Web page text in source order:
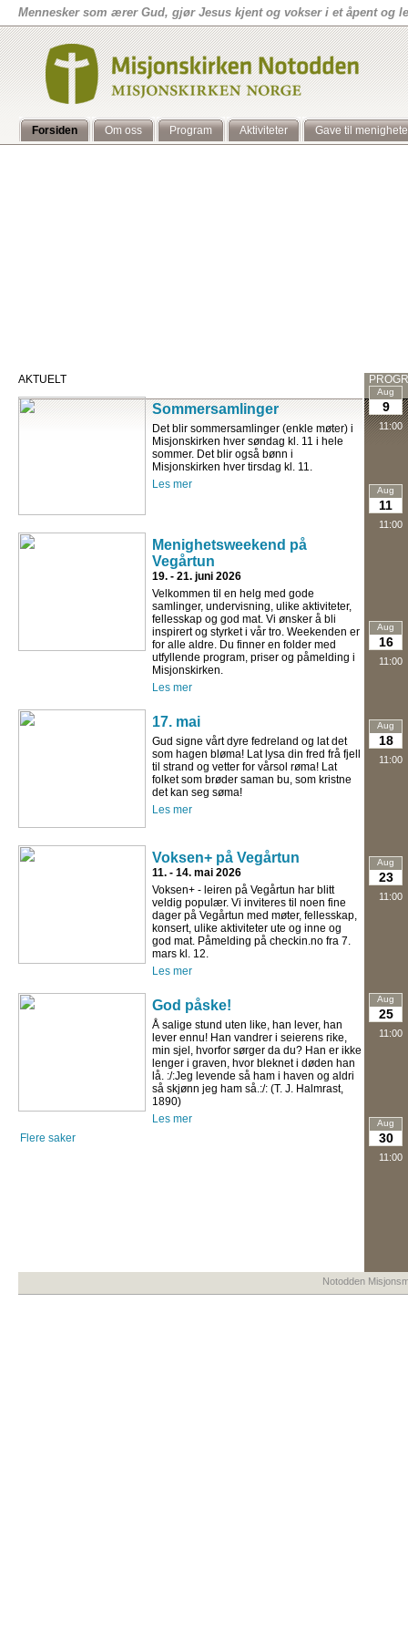
Mennesker som ærer Gud, gjør Jesus kjent og vokser i et åpent og
Forsiden Om oss Program Aktiviteter Gave til
Aug
9
11:00
Aug
11
11:00
Aug
16
11:00
Aug
18
11:00
Aug
23
11:00
Aug
25
11:00
Aug
30
11:00
AKTUELT
Sommersamlinger
Det blir sommersamlinger (enkle møter) i
Misjonskirken hver søndag kl. 11 i hele
sommer. Det blir også bønn i
Misjonskirken hver tirsdag kl. 11.
Les mer
Menighetsweekend på
Vegårtun
19. - 21. juni 2026
Velkommen til en helg med gode
samlinger, undervisning, ulike aktiviteter,
fellesskap og god mat. Vi ønsker å bli
inspirert og styrket i vår tro. Weekenden er
for alle aldre. Du finner en folder med
utfyllende program, priser og påmelding i
Misjonskirken.
Les mer
17. mai
Gud signe vårt dyre fedreland og lat det
som hagen bløma! Lat lysa din fred frå fjell
til strand og vetter for vårsol røma! Lat
folket som brøder saman bu, som kristne
det kan seg søma!
Les mer
Voksen+ på Vegårtun
11. - 14. mai 2026
Voksen+ - leiren på Vegårtun har blitt
veldig populær. Vi inviteres til noen fine
dager på Vegårtun med møter, fellesskap,
konsert, ulike aktiviteter ute og inne og
god mat. Påmelding på checkin.no fra 7.
mars kl. 12.
Les mer
God påske!
Å salige stund uten like, han lever, han
lever ennu! Han vandrer i seierens rike,
min sjel, hvorfor sørger da du? Han er ikke
lenger i graven, hvor bleknet i døden han
lå. :/:Jeg levende så ham i haven og aldri
så skjønn jeg ham så.:/: (T. J. Halmrast,
1890)
Les mer
Flere saker
Notodden